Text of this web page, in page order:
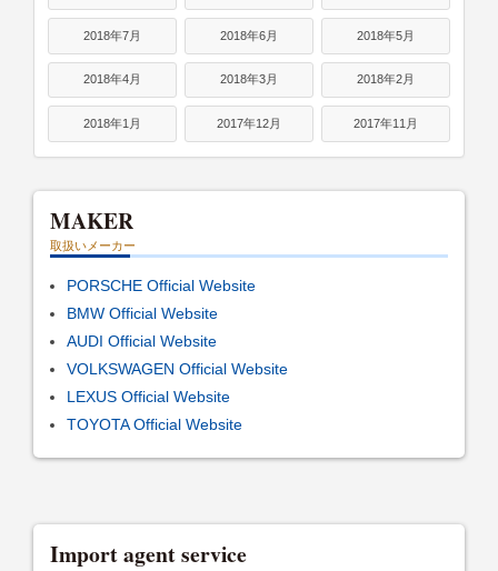
2018年7月 2018年6月 2018年5月
2018年4月 2018年3月 2018年2月
2018年1月 2017年12月 2017年11月
MAKER
取扱いメーカー
PORSCHE Official Website
BMW Official Website
AUDI Official Website
VOLKSWAGEN Official Website
LEXUS Official Website
TOYOTA Official Website
Import agent service